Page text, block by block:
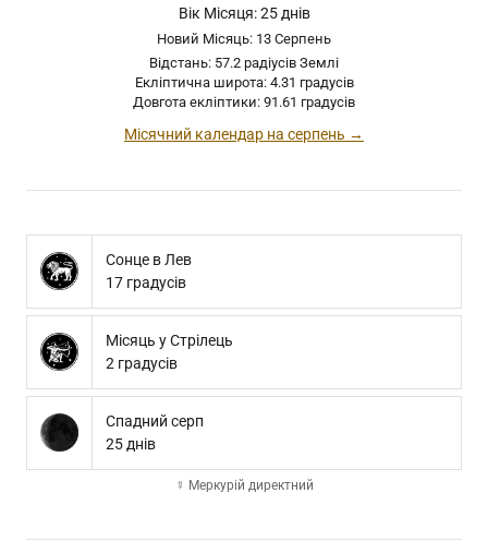
Вік Місяця: 25 днів
Новий Місяць: 13 Серпень
Відстань: 57.2 радіусів Землі
Екліптична широта: 4.31 градусів
Довгота екліптики: 91.61 градусів
Місячний календар на серпень →
Сонце в Лев
17 градусів
Місяць у Стрілець
2 градусів
Спадний серп
25 днів
☿ Меркурій директний